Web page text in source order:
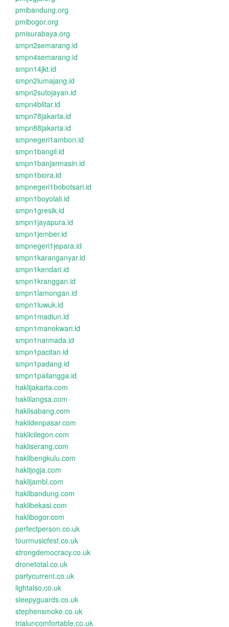
pmibandung.org
pmibogor.org
pmisurabaya.org
smpn2semarang.id
smpn4semarang.id
smpn14jkt.id
smpn2lumajang.id
smpn2sutojayan.id
smpn4blitar.id
smpn78jakarta.id
smpn88jakarta.id
smpnegeri1ambon.id
smpn1bangil.id
smpn1banjarmasin.id
smpn1biora.id
smpnegeri1bobotsari.id
smpn1boyolali.id
smpn1gresik.id
smpn1jayapura.id
smpn1jember.id
smpnegeri1jepara.id
smpn1karanganyar.id
smpn1kendari.id
smpn1kranggan.id
smpn1lamongan.id
smpn1luwuk.id
smpn1madiun.id
smpn1manokwari.id
smpn1narmada.id
smpn1pacitan.id
smpn1padang.id
smpn1pailangga.id
haklijakarta.com
haklilangsa.com
haklisabang.com
haklidenpasar.com
haklicilegon.com
hakliserang.com
haklibengkulu.com
haklijogja.com
haklijambi.com
haklibandung.com
haklibekasi.com
haklibogor.com
perfectperson.co.uk
tourmusicfest.co.uk
strongdemocracy.co.uk
dronetotal.co.uk
partycurrent.co.uk
lightalso.co.uk
sleepyguards.co.uk
stephensmoke.co.uk
trialuncomfortable.co.uk